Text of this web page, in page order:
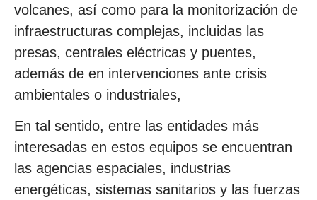
volcanes, así como para la monitorización de
infraestructuras complejas, incluidas las
presas, centrales eléctricas y puentes,
además de en intervenciones ante crisis
ambientales o industriales,
En tal sentido, entre las entidades más
interesadas en estos equipos se encuentran
las agencias espaciales, industrias
energéticas, sistemas sanitarios y las fuerzas